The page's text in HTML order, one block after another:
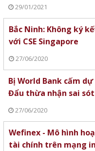
29/01/2021
Bắc Ninh: Không ký
với CSE Singapore
27/06/2020
Bị World Bank cấm
Đẩu thừa nhận sai sót
27/06/2020
Wefinex - Mô hình
tài chính trên mạng